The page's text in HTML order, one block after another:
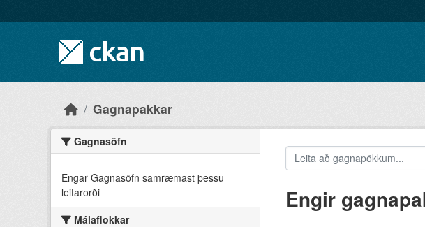
Gagnapakkar
Gagnasöfn
Engar Gagnasöfn samræmast þessu
leitarorði
Málaflokkar
Engir